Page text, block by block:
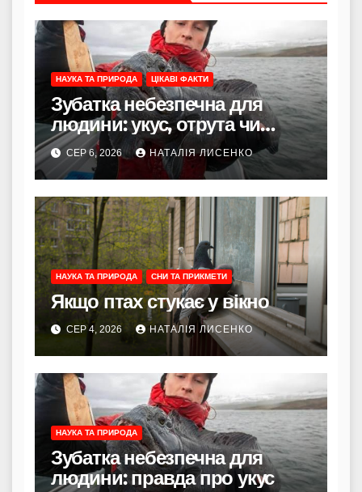
НАУКА ТА ПРИРОДА ЦІКАВІ ФАКТИ
Зубатка небезпечна для
людини: укус, отрута чи
лише зовнішність
СЕР 6, 2026 НАТАЛІЯ ЛИСЕНКО
НАУКА ТА ПРИРОДА СНИ ТА ПРИКМЕТИ
Якщо птах стукає у вікно
СЕР 4, 2026 НАТАЛІЯ ЛИСЕНКО
НАУКА ТА ПРИРОДА
Зубатка небезпечна для
людини: правда про укус